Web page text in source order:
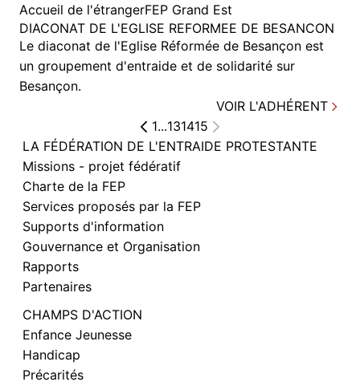
Accueil de l'étrangerFEP Grand Est
DIACONAT DE L'EGLISE REFORMEE DE BESANCON
Le diaconat de l'Eglise Réformée de Besançon est
un groupement d'entraide et de solidarité sur
Besançon.
VOIR L'ADHÉRENT
1...131415
LA FÉDÉRATION DE L'ENTRAIDE PROTESTANTE
Missions - projet fédératif
Charte de la FEP
Services proposés par la FEP
Supports d'information
Gouvernance et Organisation
Rapports
Partenaires
CHAMPS D'ACTION
Enfance Jeunesse
Handicap
Précarités